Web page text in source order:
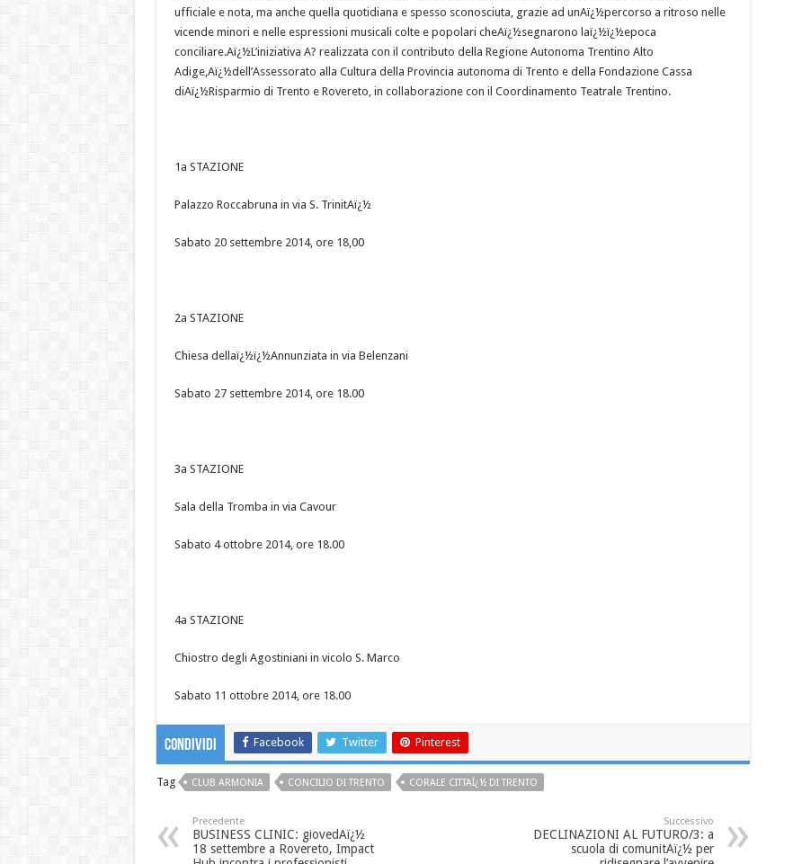
ufficiale e nota, ma anche quella quotidiana e spesso sconosciuta, grazie ad unAï¿½percorso a ritroso nelle
vicende minori e nelle espressioni musicali colte e popolari cheAï¿½segnarono laï¿½ï¿½epoca
conciliare.Aï¿½L’iniziativa A? realizzata con il contributo della Regione Autonoma Trentino Alto
Adige,Aï¿½dell’Assessorato alla Cultura della Provincia autonoma di Trento e della Fondazione Cassa
diAï¿½Risparmio di Trento e Rovereto, in collaborazione con il Coordinamento Teatrale Trentino.
1a STAZIONE
Palazzo Roccabruna in via S. TrinitAï¿½
Sabato 20 settembre 2014, ore 18,00
2a STAZIONE
Chiesa dellaï¿½ï¿½Annunziata in via Belenzani
Sabato 27 settembre 2014, ore 18.00
3a STAZIONE
Sala della Tromba in via Cavour
Sabato 4 ottobre 2014, ore 18.00
4a STAZIONE
Chiostro degli Agostiniani in vicolo S. Marco
Sabato 11 ottobre 2014, ore 18.00
Condividi Facebook Twitter Pinterest
Tag CLUB ARMONIA CONCILIO DI TRENTO CORALE CITTAÏ¿½ DI TRENTO
Precedente
BUSINESS CLINIC: giovedAï¿½
18 settembre a Rovereto, Impact
Successivo
DECLINAZIONI AL FUTURO/3: a
scuola di comunitAï¿½ per